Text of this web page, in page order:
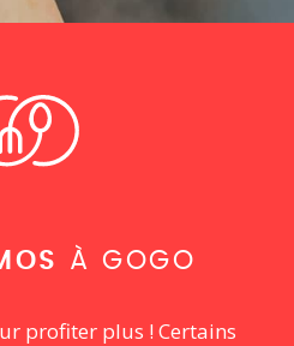
À GOGO
profiter plus ! Certains